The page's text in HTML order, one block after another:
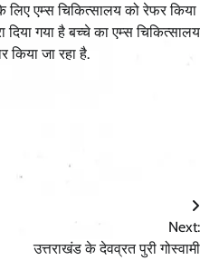
एम्स चिकित्सालय को रेफर किया
दिया गया है बच्चे का एम्स चिकित्सालय
किया जा रहा है.
Next:
उत्तराखंड के देवव्रत पुरी गोस्वामी